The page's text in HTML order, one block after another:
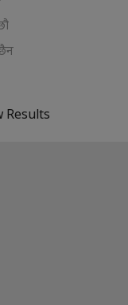
Results